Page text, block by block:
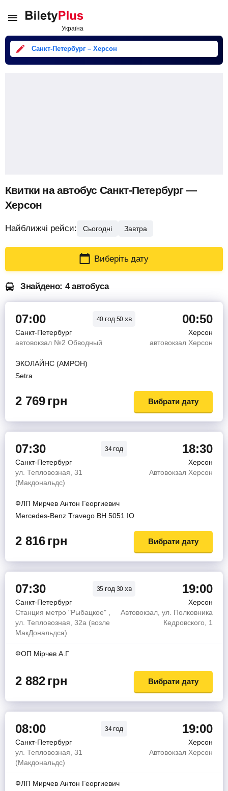
Санкт-Петербург – Херсон
Квитки на автобус Санкт-Петербург —
Херсон
Найближчі рейси: Сьогодні Завтра
Виберіть дату
Знайдено: 4 автобуса
07:00 40 год 50 хв 00:50
Санкт-Петербург
Херсон
автовокзал №2 Обводный
автовокзал Херсон
ЭКОЛАЙНС (АМРОН)
Setra
2 769грн Вибрати дату
07:30 34 год 18:30
Санкт-Петербург
Херсон
ул. Тепловозная, 31
(Макдональдс)
Автовокзал Херсон
ФЛП Мирчев Антон Георгиевич
Mercedes-Benz Travego ВH 5051 IO
2 816грн Вибрати дату
07:30 35 год 30 хв 19:00
Санкт-Петербург
Херсон
Станция метро "Рыбацкое" ,
ул. Тепловозная, 32а (возле
МакДональдса)
Автовокзал, ул. Полковника
Кедровского, 1
ФОП Мiрчев А.Г
2 882грн Вибрати дату
08:00 34 год 19:00
Санкт-Петербург
Херсон
ул. Тепловозная, 31
(Макдональдс)
Автовокзал Херсон
ФЛП Мирчев Антон Георгиевич